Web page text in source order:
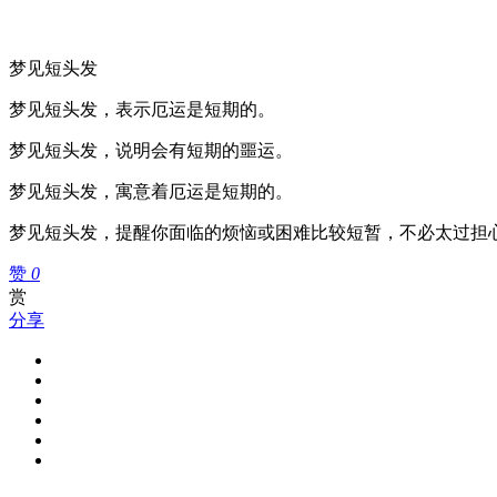
梦见短头发
梦见短头发，表示厄运是短期的。
梦见短头发，说明会有短期的噩运。
梦见短头发，寓意着厄运是短期的。
梦见短头发，提醒你面临的烦恼或困难比较短暂，不必太过担
赞 0
赏
分享